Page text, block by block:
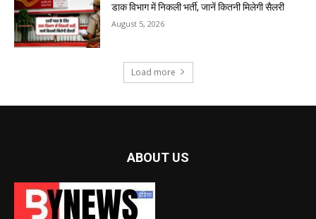
डाक विभाग में निकली भर्ती, जानें कितनी मिलेगी सैलरी
August 5, 2026
Load more
ABOUT US